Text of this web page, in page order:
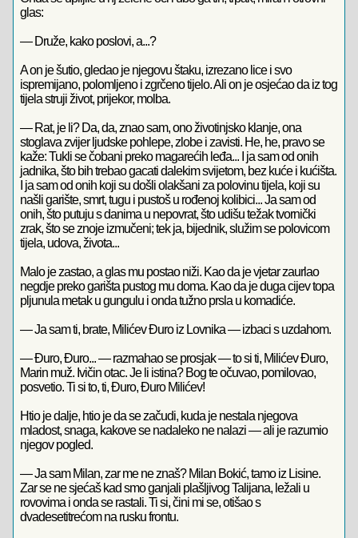
glas:
— Druže, kako poslovi, a...?
A on je šutio, gledao je njegovu štaku, izrezano lice i svo
ispremijano, polomljeno i zgrčeno tijelo. Ali on je osjećao da iz tog
tijela struji život, prijekor, molba.
— Rat, je li? Da, da, znao sam, ono životinjsko klanje, ona
stoglava zvijer ljudske pohlepe, zlobe i zavisti. He, he, pravo se
kaže: Tukli se čobani preko magarećih leđa... I ja sam od onih
jadnika, što bih trebao gacati dalekim svijetom, bez kuće i kućišta.
I ja sam od onih koji su došli olakšani za polovinu tijela, koji su
našli garište, smrt, tugu i pustoš u rođenoj kolibici... Ja sam od
onih, što putuju s danima u nepovrat, što udišu težak tvornički
zrak, što se znoje izmučeni; tek ja, bijednik, služim se polovicom
tijela, udova, života...
Malo je zastao, a glas mu postao niži. Kao da je vjetar zaurlao
negdje preko garišta pustog mu doma. Kao da je duga cijev topa
pljunula metak u gungulu i onda tužno prsla u komadiće.
— Ja sam ti, brate, Milićev Đuro iz Lovnika — izbaci s uzdahom.
— Đuro, Đuro... — razmahao se prosjak — to si ti, Milićev Đuro,
Marin muž. Ivičin otac. Je li istina? Bog te očuvao, pomilovao,
posvetio. Ti si to, ti, Đuro, Đuro Milićev!
Htio je dalje, htio je da se začudi, kuda je nestala njegova
mladost, snaga, kakove se nadaleko ne nalazi — ali je razumio
njegov pogled.
— Ja sam Milan, zar me ne znaš? Milan Bokić, tamo iz Lisine.
Zar se ne sjećaš kad smo ganjali plašljivog Talijana, ležali u
rovovima i onda se rastali. Ti si, čini mi se, otišao s
dvadesetitrećom na rusku frontu.